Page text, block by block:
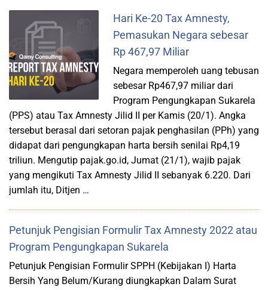
Hari Ke-20 Tax Amnesty,
Pemasukan Negara sebesar
Rp 467,97 Miliar
Negara memperoleh uang tebusan
sebesar Rp467,97 miliar dari
Program Pengungkapan Sukarela
(PPS) atau Tax Amnesty Jilid II per Kamis (20/1). Angka
tersebut berasal dari setoran pajak penghasilan (PPh) yang
didapat dari pengungkapan harta bersih senilai Rp4,19
triliun. Mengutip pajak.go.id, Jumat (21/1), wajib pajak
yang mengikuti Tax Amnesty Jilid II sebanyak 6.220. Dari
jumlah itu, Ditjen …
Petunjuk Pengisian Formulir Tax Amnesty 2022 atau
Program Pengungkapan Sukarela
Petunjuk Pengisian Formulir SPPH (Kebijakan I) Harta
Bersih Yang Belum/Kurang diungkapkan Dalam Surat